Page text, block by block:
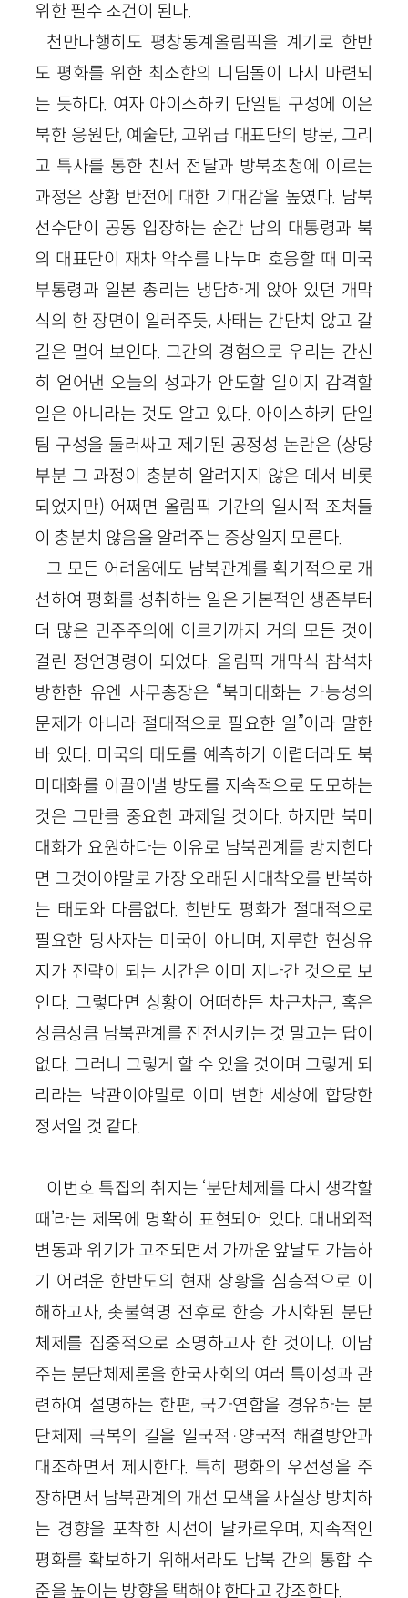
위한 필수 조건이 된다.
천만다행히도 평창동계올림픽을 계기로 한반
도 평화를 위한 최소한의 디딤돌이 다시 마련되
는 듯하다. 여자 아이스하키 단일팀 구성에 이은
북한 응원단, 예술단, 고위급 대표단의 방문, 그리
고 특사를 통한 친서 전달과 방북초청에 이르는
과정은 상황 반전에 대한 기대감을 높였다. 남북
선수단이 공동 입장하는 순간 남의 대통령과 북
의 대표단이 재차 악수를 나누며 호응할 때 미국
부통령과 일본 총리는 냉담하게 앉아 있던 개막
식의 한 장면이 일러주듯, 사태는 간단치 않고 갈
길은 멀어 보인다. 그간의 경험으로 우리는 간신
히 얻어낸 오늘의 성과가 안도할 일이지 감격할
일은 아니라는 것도 알고 있다. 아이스하키 단일
팀 구성을 둘러싸고 제기된 공정성 논란은 (상당
부분 그 과정이 충분히 알려지지 않은 데서 비롯
되었지만) 어쩌면 올림픽 기간의 일시적 조처들
이 충분치 않음을 알려주는 증상일지 모른다.
그 모든 어려움에도 남북관계를 획기적으로 개
선하여 평화를 성취하는 일은 기본적인 생존부터
더 많은 민주주의에 이르기까지 거의 모든 것이
걸린 정언명령이 되었다. 올림픽 개막식 참석차
방한한 유엔 사무총장은 “북미대화는 가능성의
문제가 아니라 절대적으로 필요한 일”이라 말한
바 있다. 미국의 태도를 예측하기 어렵더라도 북
미대화를 이끌어낼 방도를 지속적으로 도모하는
것은 그만큼 중요한 과제일 것이다. 하지만 북미
대화가 요원하다는 이유로 남북관계를 방치한다
면 그것이야말로 가장 오래된 시대착오를 반복하
는 태도와 다름없다. 한반도 평화가 절대적으로
필요한 당사자는 미국이 아니며, 지루한 현상유
지가 전략이 되는 시간은 이미 지나간 것으로 보
인다. 그렇다면 상황이 어떠하든 차근차근, 혹은
성큼성큼 남북관계를 진전시키는 것 말고는 답이
없다. 그러니 그렇게 할 수 있을 것이며 그렇게 되
리라는 낙관이야말로 이미 변한 세상에 합당한
정서일 것 같다.
이번호 특집의 취지는 ‘분단체제를 다시 생각할
때’라는 제목에 명확히 표현되어 있다. 대내외적
변동과 위기가 고조되면서 가까운 앞날도 가늠하
기 어려운 한반도의 현재 상황을 심층적으로 이
해하고자, 촛불혁명 전후로 한층 가시화된 분단
체제를 집중적으로 조명하고자 한 것이다. 이남
주는 분단체제론을 한국사회의 여러 특이성과 관
련하여 설명하는 한편, 국가연합을 경유하는 분
단체제 극복의 길을 일국적 ·양국적 해결방안과
대조하면서 제시한다. 특히 평화의 우선성을 주
장하면서 남북관계의 개선 모색을 사실상 방치하
는 경향을 포착한 시선이 날카로우며, 지속적인
평화를 확보하기 위해서라도 남북 간의 통합 수
준을 높이는 방향을 택해야 한다고 강조한다.